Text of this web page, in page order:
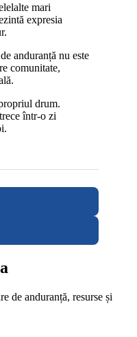
mari
expresia
anduranță nu este
comunitate,
drum.
într-o zi
de anduranță, resurse și